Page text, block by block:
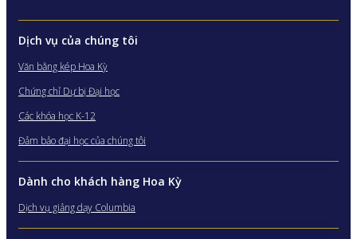
Dịch vụ của chúng tôi
Văn bằng kép Hoa Kỳ
Chứng chỉ Dự bị Đại học
Các khóa học K-12
Đảm bảo đại học của chúng tôi
Dành cho khách hàng Hoa Kỳ
Dịch vụ giảng dạy Columbia